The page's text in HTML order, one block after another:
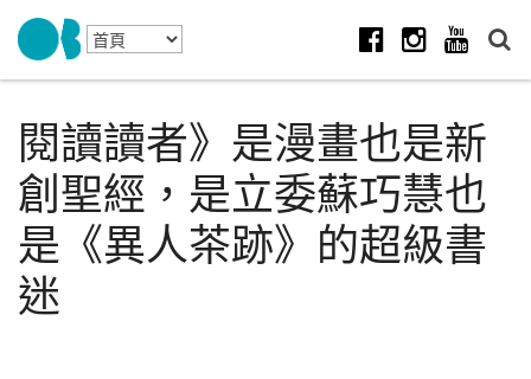
Skip to navigation
移至主內容
閱讀讀者》是漫畫也是新
創聖經，是立委蘇巧慧也
是《異人茶跡》的超級書
迷